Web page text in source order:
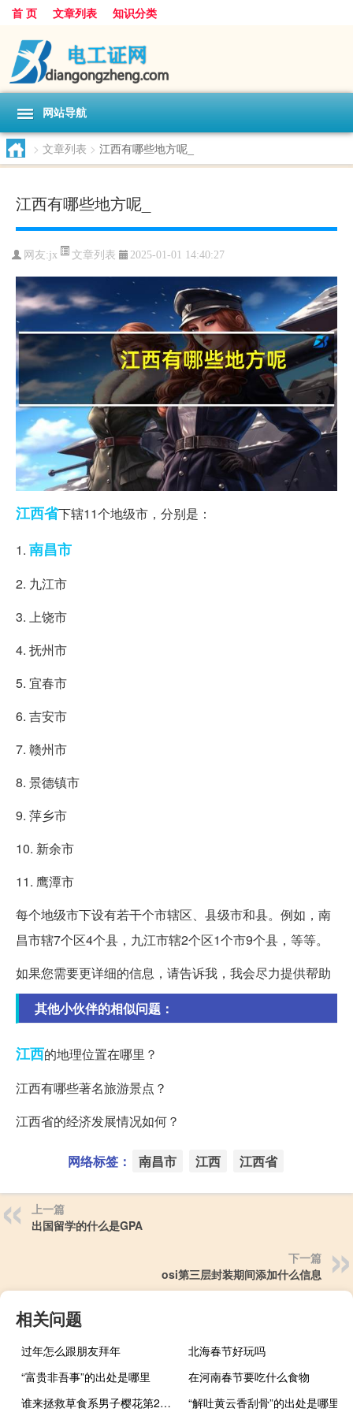
首 页 文章列表 知识分类
网站导航
> 文章列表 > 江西有哪些地方呢_
江西有哪些地方呢_
网友:jx 文章列表 2025-01-01 14:40:27
江西省下辖11个地级市，分别是：
1. 南昌市
2. 九江市
3. 上饶市
4. 抚州市
5. 宜春市
6. 吉安市
7. 赣州市
8. 景德镇市
9. 萍乡市
10. 新余市
11. 鹰潭市
每个地级市下设有若干个市辖区、县级市和县。例如，南
昌市辖7个区4个县，九江市辖2个区1个市9个县，等等。
如果您需要更详细的信息，请告诉我，我会尽力提供帮助
其他小伙伴的相似问题：
江西的地理位置在哪里？
江西有哪些著名旅游景点？
江西省的经济发展情况如何？
网络标签： 南昌市 江西 江西省
上一篇
出国留学的什么是GPA
下一篇
osi第三层封装期间添加什么信息
相关问题
过年怎么跟朋友拜年
北海春节好玩吗
“富贵非吾事”的出处是哪里
在河南春节要吃什么食物
谁来拯救草食系男子樱花第2集（谁来拯救草食系男子）
“解吐黄云香刮骨”的出处是哪里